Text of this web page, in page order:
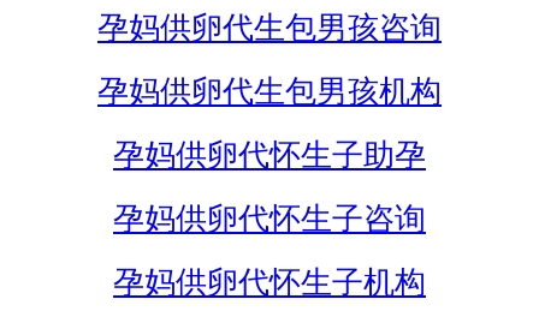
孕妈供卵代生包男孩咨询
孕妈供卵代生包男孩机构
孕妈供卵代怀生子助孕
孕妈供卵代怀生子咨询
孕妈供卵代怀生子机构